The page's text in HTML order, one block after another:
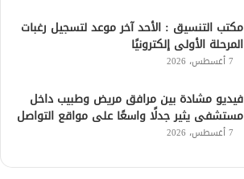
مكتب التنسيق : الأحد آخر موعد لتسجيل رغبات
المرحلة الأولى إلكترونيًا
7 أغسطس، 2026
فيديو مشادة بين مرافق مريض وطبيب داخل
مستشفى يثير جدلًا واسعًا على مواقع التواصل
7 أغسطس، 2026